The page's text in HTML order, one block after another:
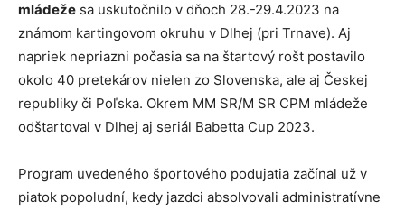
mládeže sa uskutočnilo v dňoch 28.-29.4.2023 na
známom kartingovom okruhu v Dlhej (pri Trnave). Aj
napriek nepriazni počasia sa na štartový rošt postavilo
okolo 40 pretekárov nielen zo Slovenska, ale aj Českej
republiky či Poľska. Okrem MM SR/M SR CPM mládeže
odštartoval v Dlhej aj seriál Babetta Cup 2023.
Program uvedeného športového podujatia začínal už v
piatok popoludní, kedy jazdci absolvovali administratívne